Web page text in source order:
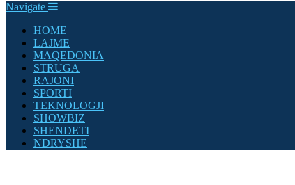
Navigate
HOME
LAJME
MAQEDONIA
STRUGA
RAJONI
SPORTI
TEKNOLOGJI
SHOWBIZ
SHENDETI
NDRYSHE